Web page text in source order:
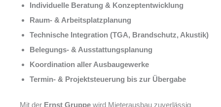
Individuelle Beratung & Konzeptentwicklung
Raum- & Arbeitsplatzplanung
Technische Integration (TGA, Brandschutz, Akustik)
Belegungs- & Ausstattungsplanung
Koordination aller Ausbaugewerke
Termin- & Projektsteuerung bis zur Übergabe
Mit der Ernst Gruppe wird Mieterausbau zuverlässig